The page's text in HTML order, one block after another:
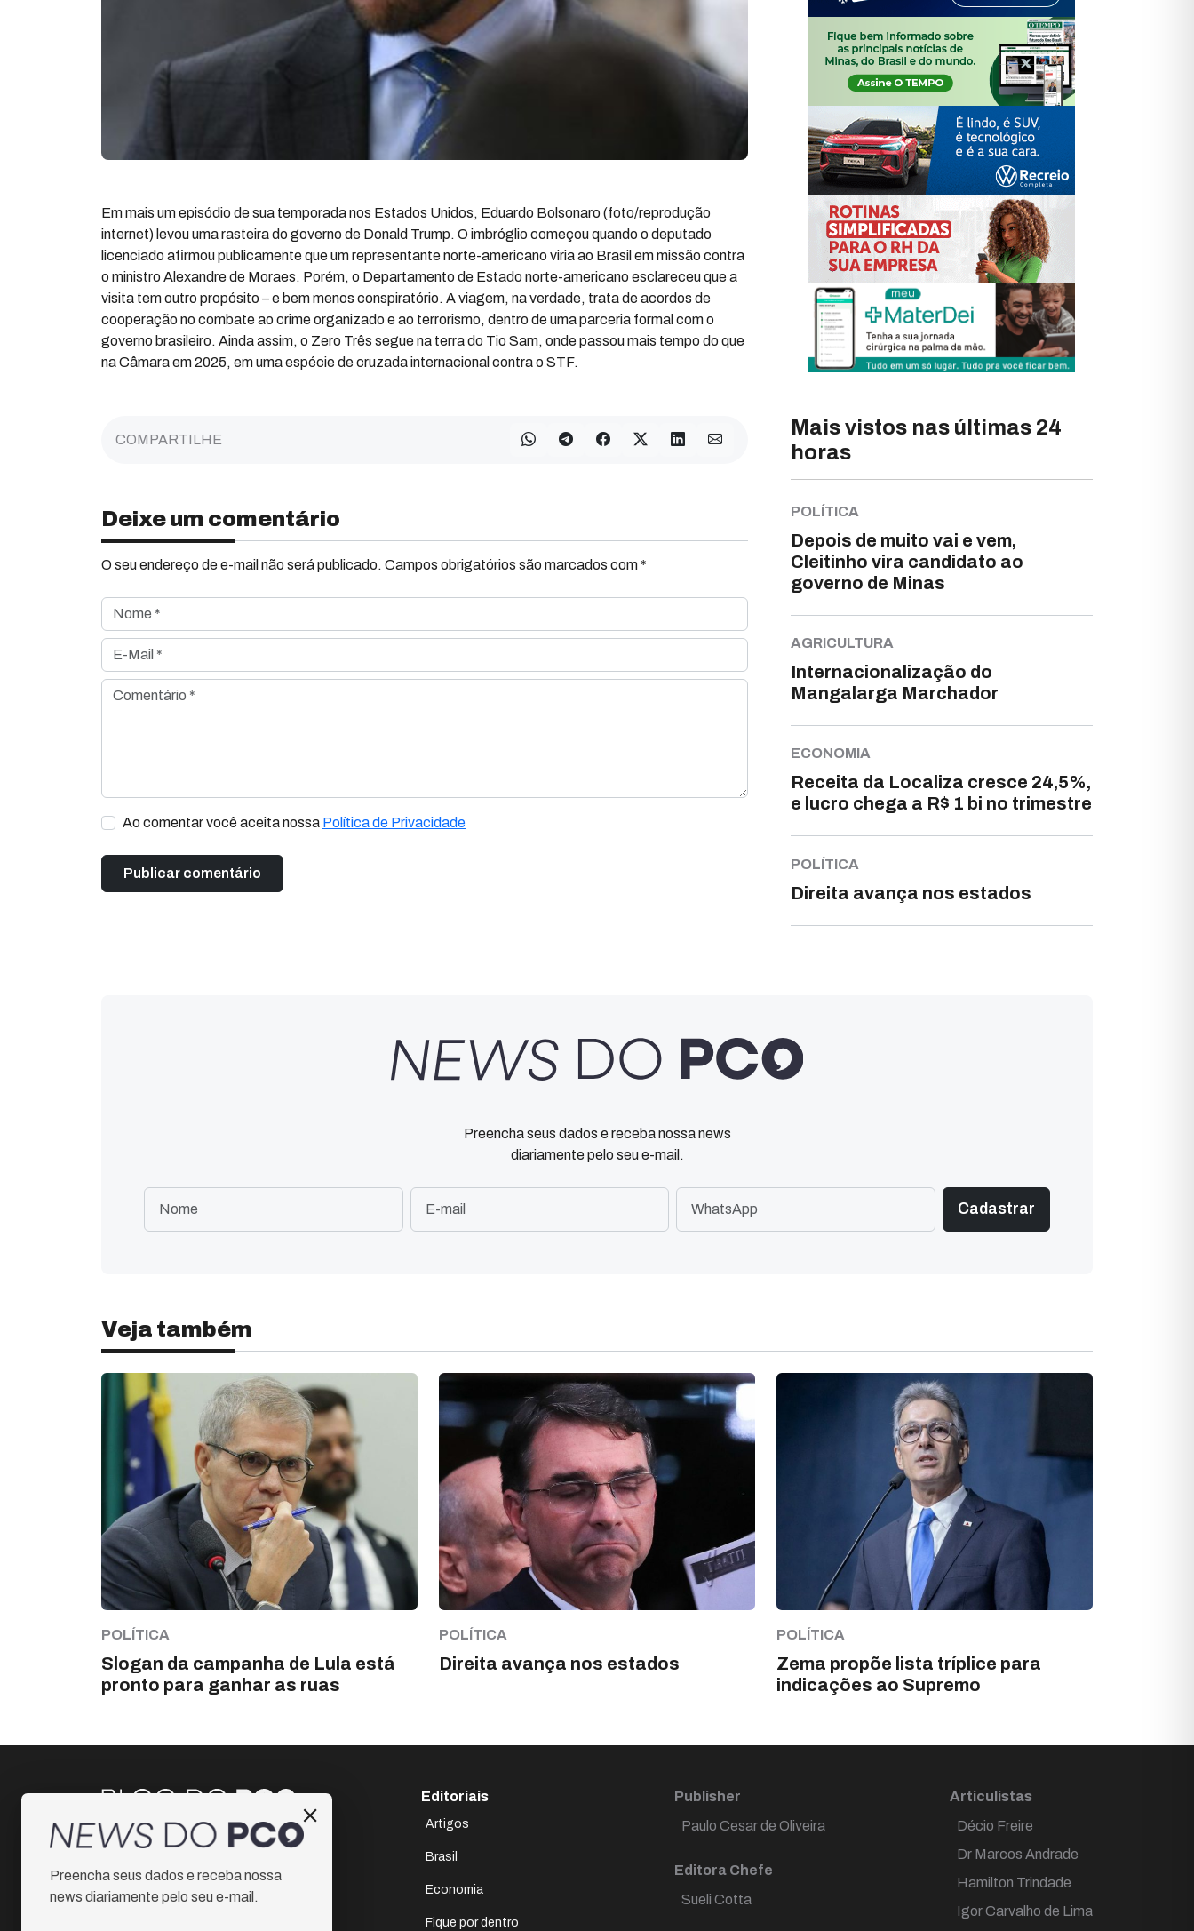
Em mais um episódio de sua temporada nos Estados Unidos, Eduardo Bolsonaro (foto/reprodução
internet) levou uma rasteira do governo de Donald Trump. O imbróglio começou quando o deputado
licenciado afirmou publicamente que um representante norte-americano viria ao Brasil em missão contra
o ministro Alexandre de Moraes. Porém, o Departamento de Estado norte-americano esclareceu que a
visita tem outro propósito – e bem menos conspiratório. A viagem, na verdade, trata de acordos de
cooperação no combate ao crime organizado e ao terrorismo, dentro de uma parceria formal com o
governo brasileiro. Ainda assim, o Zero Três segue na terra do Tio Sam, onde passou mais tempo do que
na Câmara em 2025, em uma espécie de cruzada internacional contra o STF.
COMPARTILHE
Deixe um comentário
O seu endereço de e-mail não será publicado. Campos obrigatórios são marcados com *
Nome *
E-Mail *
Comentário *
Ao comentar você aceita nossa Política de Privacidade
Mais vistos nas últimas 24
horas
POLÍTICA
Depois de muito vai e vem,
Cleitinho vira candidato ao
governo de Minas
AGRICULTURA
Internacionalização do
Mangalarga Marchador
ECONOMIA
Receita da Localiza cresce 24,5%,
e lucro chega a R$ 1 bi no trimestre
POLÍTICA
Direita avança nos estados
Preencha seus dados e receba nossa news
diariamente pelo seu e-mail.
Veja também
POLÍTICA
Slogan da campanha de Lula está
pronto para ganhar as ruas
POLÍTICA
Direita avança nos estados
POLÍTICA
Zema propõe lista tríplice para
indicações ao Supremo
Instagram
Facebook
Editoriais
Artigos
Brasil
Economia
Fique por dentro
Publisher
Paulo Cesar de Oliveira
Editora Chefe
Sueli Cotta
Articulistas
Décio Freire
Dr Marcos Andrade
Hamilton Trindade
Igor Carvalho de Lima
Preencha seus dados e receba nossa
news diariamente pelo seu e-mail.